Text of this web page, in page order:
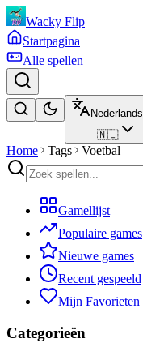
Wacky Flip
Startpagina
Alle spellen
Nederlands
🇳🇱
Home Tags Voetbal
Gamellijst
Populaire games
Nieuwe games
Recent gespeeld
Mijn Favorieten
Categorieën